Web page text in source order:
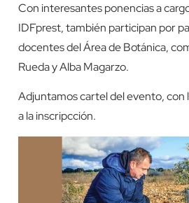
Con interesantes ponencias a
IDFprest, también participan por
docentes del Área de Botánica,
Rueda y Alba Magarzo.
Adjuntamos cartel del evento, con
a la inscripcción.